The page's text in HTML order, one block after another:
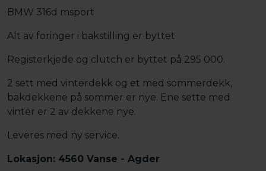
BMW 316d msport
Alt av foringer i bakstilling er byttet
Registerkjede og clutch er byttet på 295 000.
2 sett med vinterdekk og et med sommerdekk,
bakdekkene på sommer er nye. Ene sette med
vinter er 2 av dekkene nye.
Leveres med ny service.
Lokasjon: 4560 Vanse - Agder